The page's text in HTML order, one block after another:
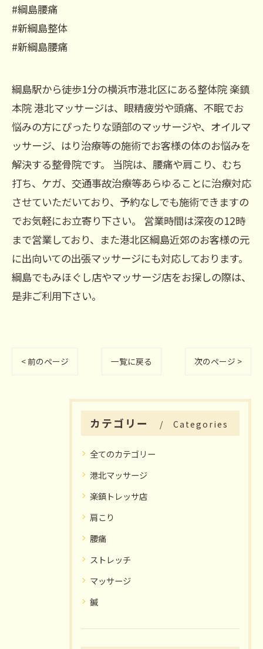
#綱島腰痛
#新綱島整体
#新綱島腰痛
綱島駅から徒歩1分の横浜市港北区にある整体院 楽鎮
本院 港北マッサージは、眼精疲労や頭痛、不眠でお
悩みの方にぴったりな頭部のマッサージや、オイルマ
ッサージ、はり治療等の施術でお客様の体のお悩みを
解決する整骨院です。 当院は、腰痛や肩こり、むち
打ち、ケガ、交通事故治療等あらゆることに治療対応
させていただいており、予約なしでも施術できますの
でお気軽にお立寄り下さい。 営業時間は深夜の12時
まで営業しており、また港北区綱島近郊のお客様の元
に出向いての出張マッサージにも対応しております。
綱島でもみほぐし店やマッサージ店をお探しの際は、
是非ご利用下さい。
< 前のページ 一覧に戻る 次のページ >
カテゴリー Categories
全てのカテゴリー
港北マッサージ
楽鎮トレッサ店
肩こり
腰痛
ストレッチ
マッサージ
鍼